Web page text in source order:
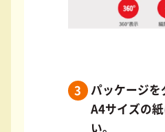
3
パッケージを
A4サイズの紙
い。